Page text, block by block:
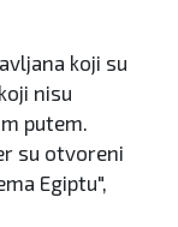
koji su
nisu
putem.
su otvoreni
Egiptu",